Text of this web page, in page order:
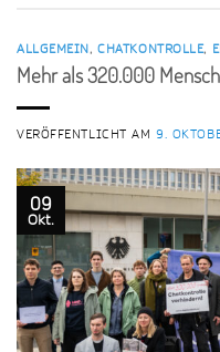
ALLGEMEIN,CHATKONTROLLE,
Mehr als 320.000
VERÖFFENTLICHT AM9.
09
Okt.